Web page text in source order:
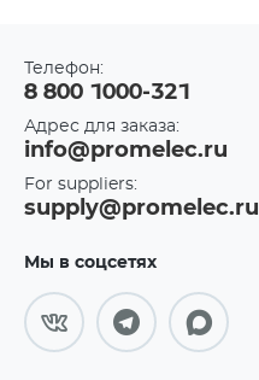
Телефон:
8 800 1000-321
Адрес для заказа:
info@promelec.ru
For suppliers:
supply@promelec.ru
Мы в соцсетях